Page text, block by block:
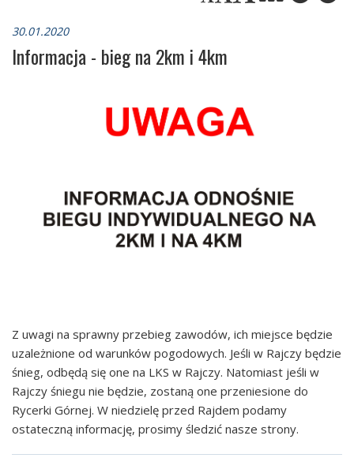
30.01.2020
Informacja - bieg na 2km i 4km
Z uwagi na sprawny przebieg zawodów, ich miejsce będzie
uzależnione od warunków pogodowych. Jeśli w Rajczy będzie
śnieg, odbędą się one na LKS w Rajczy. Natomiast jeśli w
Rajczy śniegu nie będzie, zostaną one przeniesione do
Rycerki Górnej. W niedzielę przed Rajdem podamy
ostateczną informację, prosimy śledzić nasze strony.